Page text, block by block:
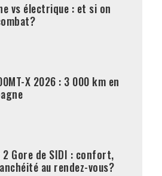
vs électrique : et si on
X 2026 : 3 000 km en
Gore de SIDI : confort,
au rendez-vous?